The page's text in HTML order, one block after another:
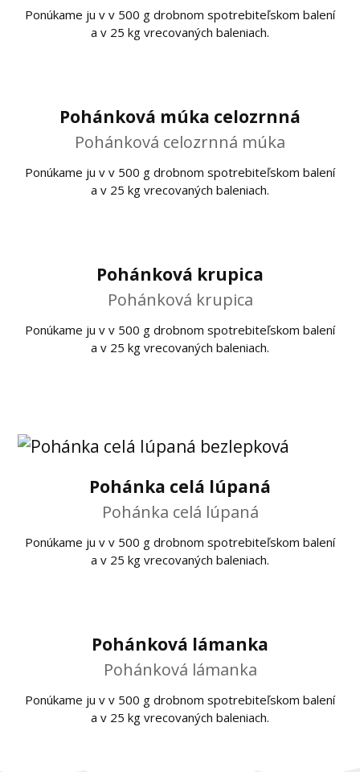
Ponúkame ju v v 500 g drobnom spotrebiteľskom balení
a v 25 kg vrecovaných baleniach.
Pohánková múka celozrnná
Pohánková celozrnná múka
Ponúkame ju v v 500 g drobnom spotrebiteľskom balení
a v 25 kg vrecovaných baleniach.
Pohánková krupica
Pohánková krupica
Ponúkame ju v v 500 g drobnom spotrebiteľskom balení
a v 25 kg vrecovaných baleniach.
Pohánka celá lúpaná
Pohánka celá lúpaná
Ponúkame ju v v 500 g drobnom spotrebiteľskom balení
a v 25 kg vrecovaných baleniach.
Pohánková lámanka
Pohánková lámanka
Ponúkame ju v v 500 g drobnom spotrebiteľskom balení
a v 25 kg vrecovaných baleniach.